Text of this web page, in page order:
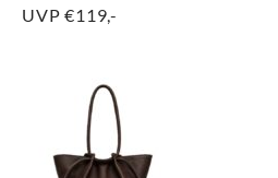
UVP €119,-